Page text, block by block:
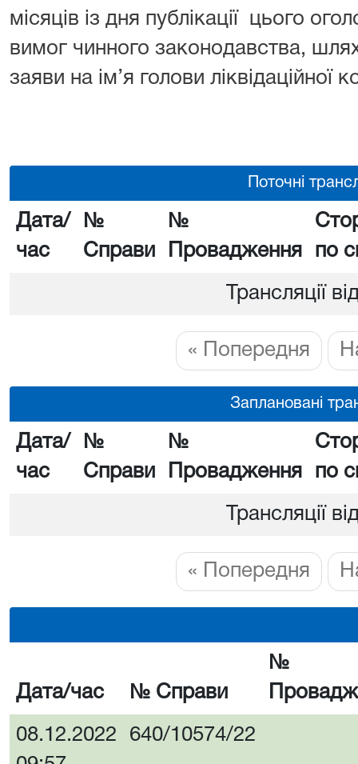
місяців із дня публікації цього
вимог чинного законодавства,
заяви на ім’я голови ліквідаційної
Поточні
Дата/
час
№
Справи
№
Провадження
по
Трансляції
« Попередня
Заплановані
Дата/
час
№
Справи
№
Провадження
по
Трансляції
« Попередня
Дата/час № Справи
№
08.12.2022
640/10574/22